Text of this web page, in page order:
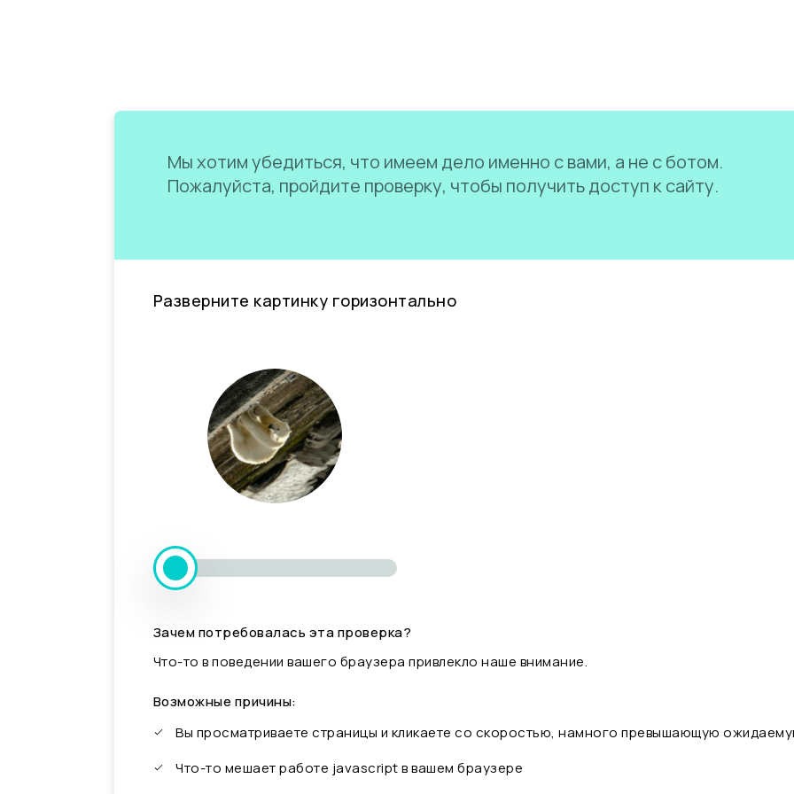
Мы хотим убедиться, что имеем дело именно с вами, а не с ботом.
Пожалуйста, пройдите проверку, чтобы получить доступ к сайту.
Разверните картинку горизонтально
Зачем потребовалась эта проверка?
Что-то в поведении вашего браузера привлекло наше внимание.
Возможные причины:
Вы просматриваете страницы и кликаете со скоростью, намного превышающую
Что-то мешает работе javascript в вашем браузере